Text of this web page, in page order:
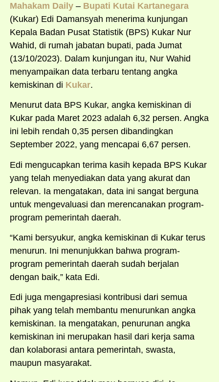
Mahakam Daily – Bupati Kutai Kartanegara
(Kukar) Edi Damansyah menerima kunjungan
Kepala Badan Pusat Statistik (BPS) Kukar Nur
Wahid, di rumah jabatan bupati, pada Jumat
(13/10/2023). Dalam kunjungan itu, Nur Wahid
menyampaikan data terbaru tentang angka
kemiskinan di Kukar.
Menurut data BPS Kukar, angka kemiskinan di
Kukar pada Maret 2023 adalah 6,32 persen. Angka
ini lebih rendah 0,35 persen dibandingkan
September 2022, yang mencapai 6,67 persen.
Edi mengucapkan terima kasih kepada BPS Kukar
yang telah menyediakan data yang akurat dan
relevan. Ia mengatakan, data ini sangat berguna
untuk mengevaluasi dan merencanakan program-
program pemerintah daerah.
“Kami bersyukur, angka kemiskinan di Kukar terus
menurun. Ini menunjukkan bahwa program-
program pemerintah daerah sudah berjalan
dengan baik,” kata Edi.
Edi juga mengapresiasi kontribusi dari semua
pihak yang telah membantu menurunkan angka
kemiskinan. Ia mengatakan, penurunan angka
kemiskinan ini merupakan hasil dari kerja sama
dan kolaborasi antara pemerintah, swasta,
maupun masyarakat.